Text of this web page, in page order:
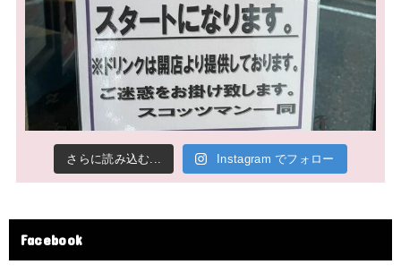
さらに読み込む... Instagram でフォロー
Facebook